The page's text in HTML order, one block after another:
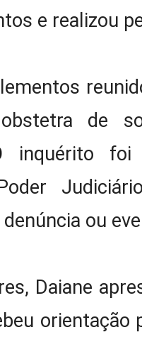
e realizou
de
inquérito foi
ou
Daiane
orientação